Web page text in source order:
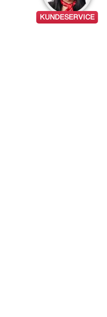
KUNDESERVICE